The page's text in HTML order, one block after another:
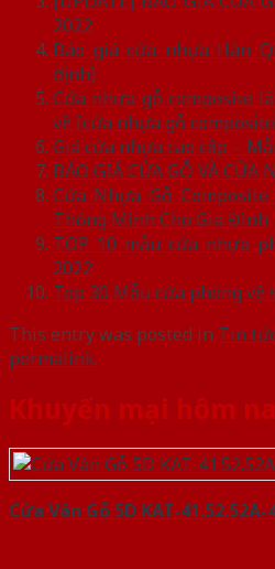
2022
Báo giá cửa nhựa Hàn
định]
Cửa nhựa gỗ composite
về [cửa nhựa gỗ
Giá cửa nhựa cao cấp –
BÁO GIÁ CỬA GỖ VÀ CỬA
Cửa Nhựa Gỗ
Thông Minh Cho Gia Đình
TOP 10 mẫu cửa nhựa
2022
Top 30 Mẫu cửa phòng
This entry was posted in Tin
permalink.
Khuyến mại hôm
Cửa Vân Gỗ 5D KAT-41.52.52A-